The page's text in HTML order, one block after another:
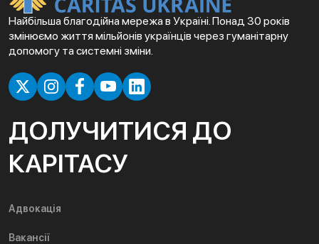
Найбільша благодійна мережа в Україні. Понад 30 років
змінюємо життя мільйонів українців через гуманітарну
допомогу та системні зміни.
ДОЛУЧИТИСЯ ДО
КАРІТАСУ
Адвокація
Вакансії